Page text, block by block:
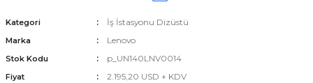
Kategori İş İstasyonu Dizüstü
Marka Lenovo
Stok Kodu p_UN140LNV0014
Fiyat 2.195,20 USD + KDV